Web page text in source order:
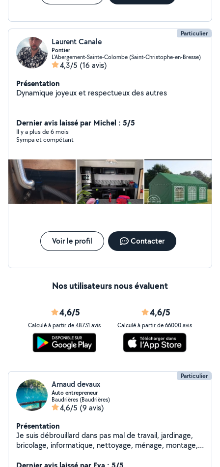
Particulier
Laurent Canale
Pontier
L'Abergement-Sainte-Colombe (Saint-Christophe-en-Bresse)
4,3/5 (16 avis)
Présentation
Dynamique joyeux et respectueux des autres
Dernier avis laissé par Michel : 5/5
Il y a plus de 6 mois
Sympa et compétant
Voir le profil Contacter
Nos utilisateurs nous évaluent
4,6/5
Calculé à partir de 48731 avis
4,6/5
Calculé à partir de 66000 avis
Particulier
Arnaud devaux
Auto entrepreneur
Baudrières (Baudrières)
4,6/5 (9 avis)
Présentation
Je suis débrouillard dans pas mal de travail, jardinage,
bricolage, informatique, nettoyage, ménage, montage,